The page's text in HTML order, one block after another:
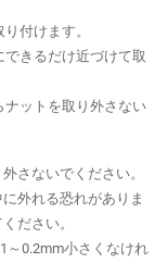
付けます。
きるだけ近づけて取
ットを取り外さない
さないでください。
外れる恐れがありま
ださい。
～0.2mm小さくなけれ